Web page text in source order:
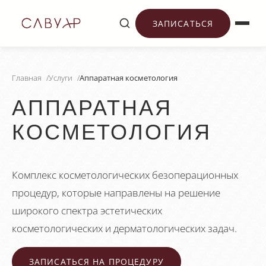
ЗАПИСАТЬСЯ
Главная /Услуги /Аппаратная косметология
АППАРАТНАЯ
КОСМЕТОЛОГИЯ
Комплекс косметологических безоперационных
процедур, которые направлены на решение
широкого спектра эстетических
косметологических и дерматологических задач.
ЗАПИСАТЬСЯ НА ПРОЦЕДУРУ